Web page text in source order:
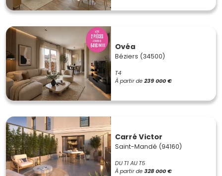
Ovéa
Béziers (34500)
T4
À partir de239 000 €
Carré Victor
Saint-Mandé (94160)
DU T1 AU T5
À partir de328 000 €